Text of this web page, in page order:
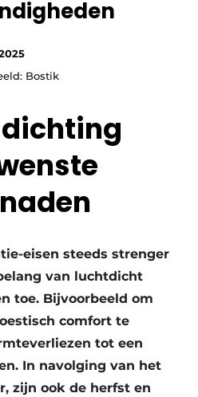
– 20 jaar Profiel
Bostik
eisen steeds strenger
van luchtdicht
toe. Bijvoorbeeld om
comfort te
tot een
In navolging van het
zijn ook de herfst en